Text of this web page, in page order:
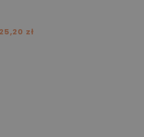
25,20 zł